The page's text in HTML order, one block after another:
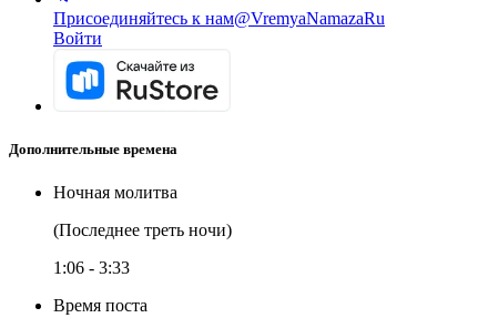
Присоединяйтесь к нам@VremyaNamazaRu
Войти
Дополнительные времена
Ночная молитва
(Последнее треть ночи)
1:06 - 3:33
Время поста